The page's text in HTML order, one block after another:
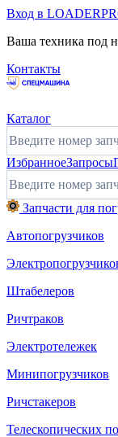
Вход в
Ваша техника под
Контакты
Каталог
ИзбранноеЗапросы
Запчасти для
Автопогрузчиков
Штабелеров
Ричтраков
Электротележек
Минипогрузчиков
Ричстакеров
Телескопических